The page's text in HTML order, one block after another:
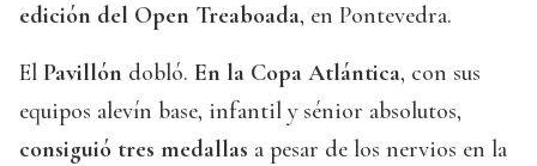
edición del Open Treaboada, en Pontevedra.
El Pavillón dobló. En la Copa Atlántica, con sus
equipos alevín base, infantil y sénior absolutos,
consiguió tres medallas a pesar de los nervios en la